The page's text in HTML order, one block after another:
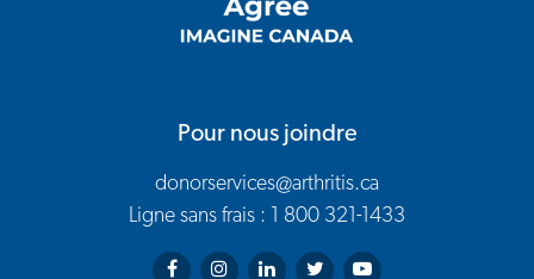
Pour nous joindre
donorservices@arthritis.ca
Ligne sans frais : 1 800 321-1433
Arthritis Society on Facebook
Arthritis Society on Instagram
Arthritis Society on LinkedIn
Arthritis Society on Twitter
Arthritis Society on